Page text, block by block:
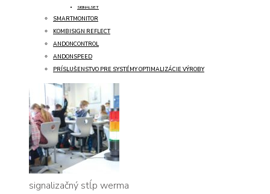
SIGNALSET
SMARTMONITOR
KOMBISIGN REFLECT
ANDONCONTROL
ANDONSPEED
PRÍSLUŠENSTVO PRE SYSTÉMY OPTIMALIZÁCIE VÝROBY
signalizačný stĺp werma